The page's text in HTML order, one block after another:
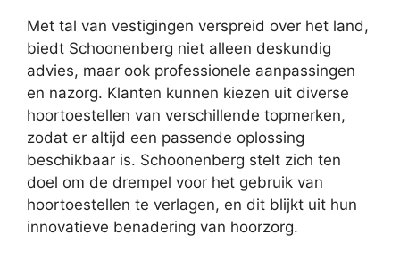
Met tal van vestigingen verspreid over het land,
biedt Schoonenberg niet alleen deskundig
advies, maar ook professionele aanpassingen
en nazorg. Klanten kunnen kiezen uit diverse
hoortoestellen van verschillende topmerken,
zodat er altijd een passende oplossing
beschikbaar is. Schoonenberg stelt zich ten
doel om de drempel voor het gebruik van
hoortoestellen te verlagen, en dit blijkt uit hun
innovatieve benadering van hoorzorg.